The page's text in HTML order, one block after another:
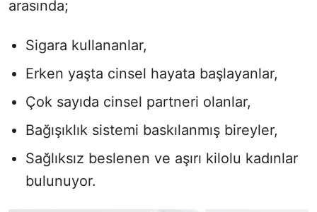
arasında;
Sigara kullananlar,
Erken yaşta cinsel hayata başlayanlar,
Çok sayıda cinsel partneri olanlar,
Bağışıklık sistemi baskılanmış bireyler,
Sağlıksız beslenen ve aşırı kilolu kadınlar
bulunuyor.